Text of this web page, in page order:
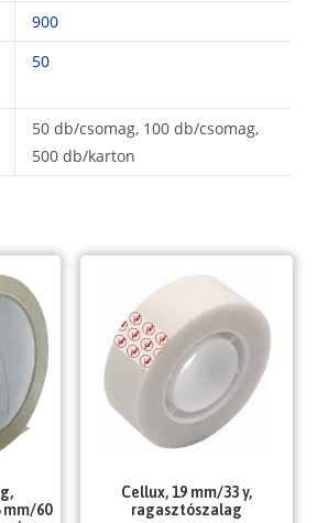
900
50
50 db/csomag, 100 db/csomag,
500 db/karton
mm/60
Cellux, 19 mm/33 y,
ragasztószalag